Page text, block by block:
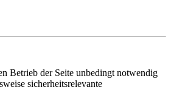
Betrieb der Seite unbedingt notwendig
sicherheitsrelevante